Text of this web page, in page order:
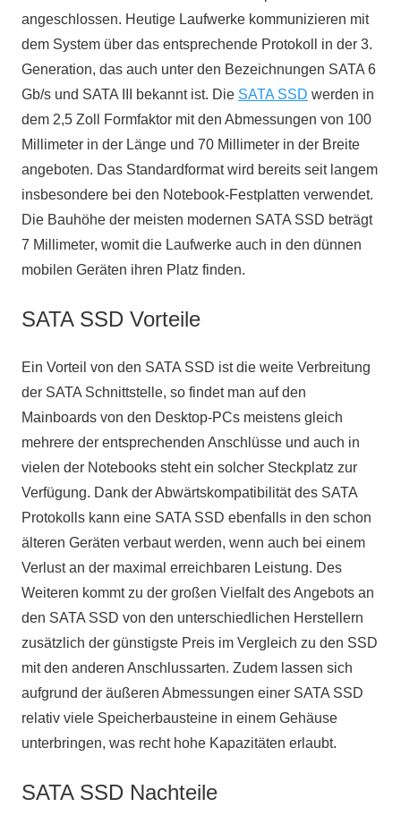
angeschlossen. Heutige Laufwerke kommunizieren mit
dem System über das entsprechende Protokoll in der 3.
Generation, das auch unter den Bezeichnungen SATA 6
Gb/s und SATA III bekannt ist. Die SATA SSD werden in
dem 2,5 Zoll Formfaktor mit den Abmessungen von 100
Millimeter in der Länge und 70 Millimeter in der Breite
angeboten. Das Standardformat wird bereits seit langem
insbesondere bei den Notebook-Festplatten verwendet.
Die Bauhöhe der meisten modernen SATA SSD beträgt
7 Millimeter, womit die Laufwerke auch in den dünnen
mobilen Geräten ihren Platz finden.
SATA SSD Vorteile
Ein Vorteil von den SATA SSD ist die weite Verbreitung
der SATA Schnittstelle, so findet man auf den
Mainboards von den Desktop-PCs meistens gleich
mehrere der entsprechenden Anschlüsse und auch in
vielen der Notebooks steht ein solcher Steckplatz zur
Verfügung. Dank der Abwärtskompatibilität des SATA
Protokolls kann eine SATA SSD ebenfalls in den schon
älteren Geräten verbaut werden, wenn auch bei einem
Verlust an der maximal erreichbaren Leistung. Des
Weiteren kommt zu der großen Vielfalt des Angebots an
den SATA SSD von den unterschiedlichen Herstellern
zusätzlich der günstigste Preis im Vergleich zu den SSD
mit den anderen Anschlussarten. Zudem lassen sich
aufgrund der äußeren Abmessungen einer SATA SSD
relativ viele Speicherbausteine in einem Gehäuse
unterbringen, was recht hohe Kapazitäten erlaubt.
SATA SSD Nachteile